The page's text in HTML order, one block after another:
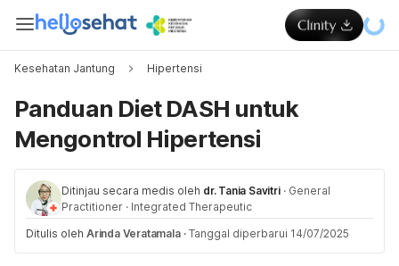
Kesehatan Jantung Hipertensi
Panduan Diet DASH untuk
Mengontrol Hipertensi
Ditinjau secara medis oleh dr. Tania Savitri · General
Practitioner · Integrated Therapeutic
Ditulis oleh Arinda Veratamala · Tanggal diperbarui 14/07/2025